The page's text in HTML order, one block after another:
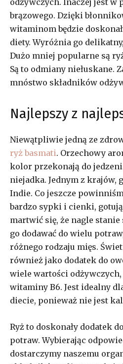
brązowego. Dzięki
witaminom będzie
diety. Wyróżnia go
Dużo mniej popularne są
Są to odmiany niełuskane.
mnóstwo składników
Najlepszy z
Niewątpliwie jedną ze
ryż basmati. Orzechowy
kolor przekonają do
niejadka. Jednym z krajów,
Indie. Co jeszcze
bardzo sypki i cienki,
martwić się, że nagle stanie
go dodawać do wielu
różnego rodzaju mięs.
również jako dodatek do
wiele wartości
witaminy B6. Jest idealny
diecie, ponieważ nie jest
Ryż to doskonały dodatek
potraw. Wybierając
dostarczymy naszemu